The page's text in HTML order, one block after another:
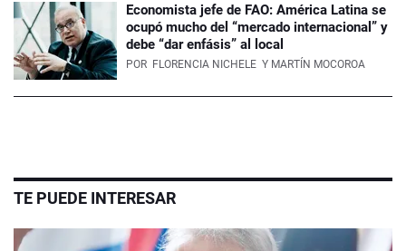
Economista jefe de FAO: América Latina se
ocupó mucho del “mercado internacional” y
debe “dar enfásis” al local
POR FLORENCIA NICHELE Y MARTÍN MOCOROA
TE PUEDE INTERESAR